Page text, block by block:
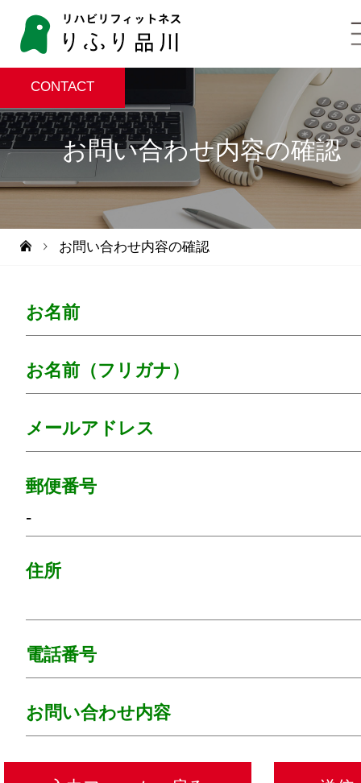
CONTACT
お問い合わせ内容の確認
お問い合わせ内容の確認
お名前
お名前（フリガナ）
メールアドレス
郵便番号
-
住所
電話番号
お問い合わせ内容